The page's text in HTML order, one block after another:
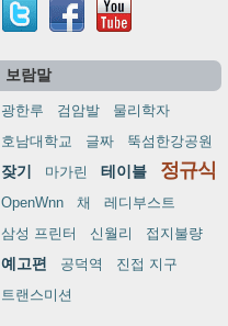
보람말
광한루 검암발
물리학자
호남대학교
글짜 뚝섬한강공원
잦기 마가린 테이블 정규식
OpenWnn 채
레디부스트
삼성 프린터
신월리 접지불량
예고편 공덕역
진접 지구
트랜스미션